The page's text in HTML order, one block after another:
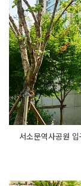
서소문역사공원